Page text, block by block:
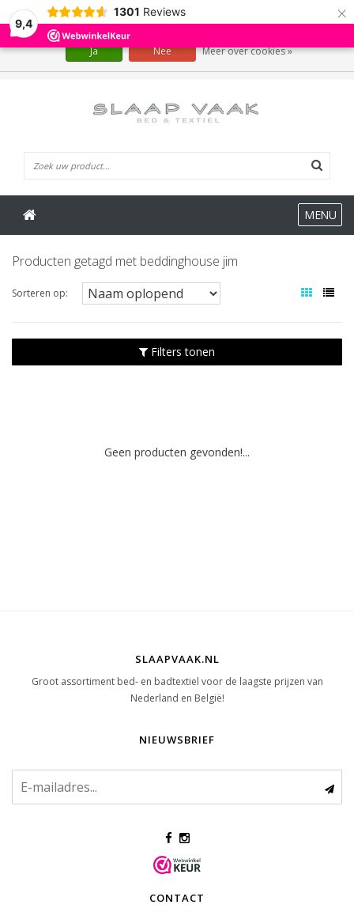
9,4
1301 Reviews ×
MENU
Producten getagd met beddinghouse jim
Sorteren op:
Filters tonen
Geen producten gevonden!...
SLAAPVAAK.NL
Groot assortiment bed- en badtextiel voor de laagste prijzen van
Nederland en België!
NIEUWSBRIEF
CONTACT
Wij slaan cookies op om onze website te verbeteren. Is dat akkoord?
Ja Nee Meer over cookies »